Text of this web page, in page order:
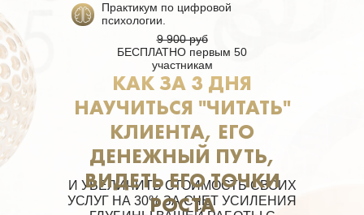
И УВЕЛИЧИТЬ СТОИМОСТЬ СВОИХ
УСЛУГ НА 30% ЗА СЧЕТ УСИЛЕНИЯ
Практикум по цифровой
психологии.
9 900 руб
БЕСПЛАТНО первым 50
участникам
КАК ЗА 3 ДНЯ
НАУЧИТЬСЯ "ЧИТАТЬ"
КЛИЕНТА, ЕГО
ДЕНЕЖНЫЙ ПУТЬ,
ВИДЕТЬ ЕГО ТОЧКИ
РОСТА